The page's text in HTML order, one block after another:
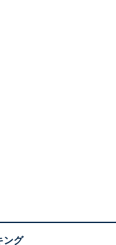
「歌声や作る曲調が